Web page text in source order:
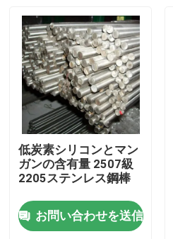
ホーム
低炭素シリコンとマン
ガンの含有量 2507級
2205ステンレス鋼棒
お問い合わせを送信